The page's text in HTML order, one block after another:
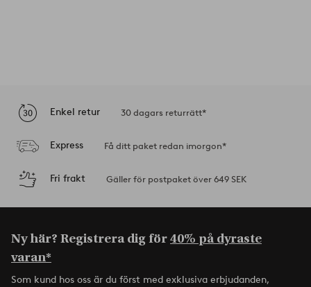
Enkel retur 30 dagars returrätt*
Express Få ditt paket redan imorgon*
Fri frakt Gäller för postpaket över 649 SEK
Ny här? Registrera dig för40% på dyraste
varan*
Som kund hos oss är du först med exklusiva erbjudanden,